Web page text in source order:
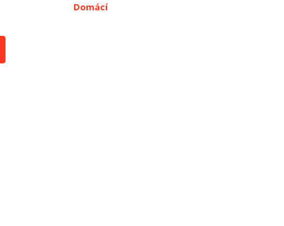
Domácí